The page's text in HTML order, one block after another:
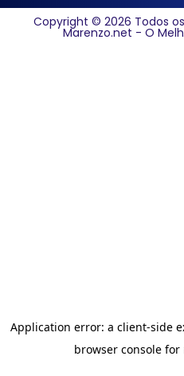
Copyright © 2026 Todos
Marenzo.net - O